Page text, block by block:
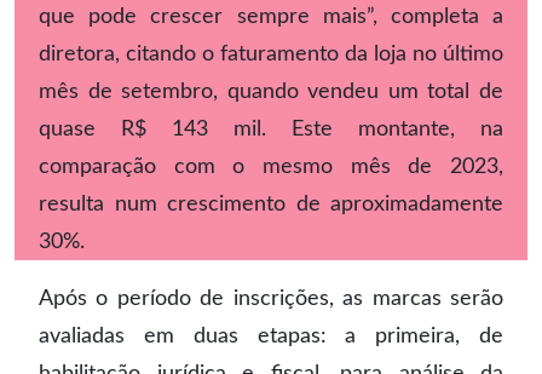
que pode crescer sempre mais”, completa a
diretora, citando o faturamento da loja no último
mês de setembro, quando vendeu um total de
quase R$ 143 mil. Este montante, na
comparação com o mesmo mês de 2023,
resulta num crescimento de aproximadamente
30%.
Após o período de inscrições, as marcas serão
avaliadas em duas etapas: a primeira, de